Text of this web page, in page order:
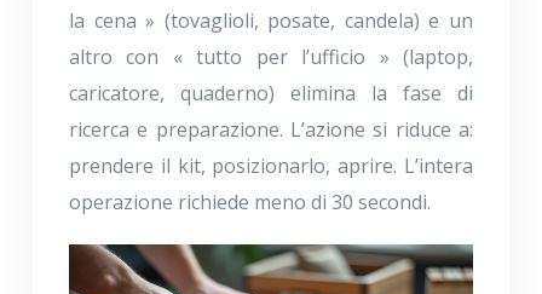
la cena » (tovaglioli, posate, candela) e un
altro con « tutto per l’ufficio » (laptop,
caricatore, quaderno) elimina la fase di
ricerca e preparazione. L’azione si riduce a:
prendere il kit, posizionarlo, aprire. L’intera
operazione richiede meno di 30 secondi.